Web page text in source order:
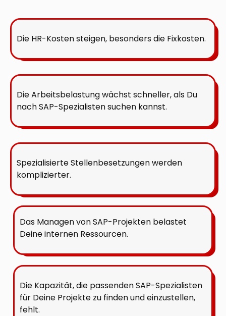
Die HR-Kosten steigen, besonders die Fixkosten.
Die Arbeitsbelastung wächst schneller, als Du
nach SAP-Spezialisten suchen kannst.
Spezialisierte Stellenbesetzungen werden
komplizierter.
Das Managen von SAP-Projekten belastet
Deine internen Ressourcen.
Die Kapazität, die passenden SAP-Spezialisten
für Deine Projekte zu finden und einzustellen,
fehlt.